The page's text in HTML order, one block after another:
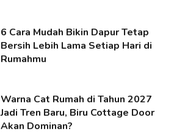
6 Cara Mudah Bikin Dapur Tetap
Bersih Lebih Lama Setiap Hari di
Rumahmu
Warna Cat Rumah di Tahun 2027
Jadi Tren Baru, Biru Cottage Door
Akan Dominan?